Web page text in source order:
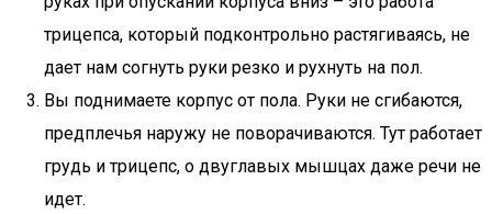
трицепса, который подконтрольно растягиваясь, не
дает нам согнуть руки резко и рухнуть на пол.
Вы поднимаете корпус от пола. Руки не сгибаются,
предплечья наружу не поворачиваются. Тут работает
грудь и трицепс, о двуглавых мышцах даже речи не
идет.